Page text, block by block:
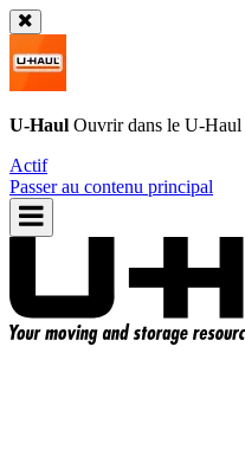
U-Haul Ouvrir dans le U-Haul
Actif
Passer au contenu principal